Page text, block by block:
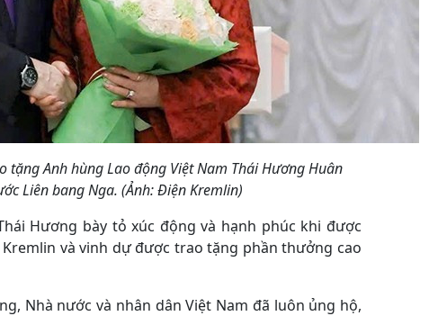
tặng Anh hùng Lao động Việt Nam Thái Hương Huân
Liên bang Nga. (Ảnh: Điện Kremlin)
Hương bày tỏ xúc động và hạnh phúc khi được
và vinh dự được trao tặng phần thưởng cao
Nhà nước và nhân dân Việt Nam đã luôn ủng hộ,